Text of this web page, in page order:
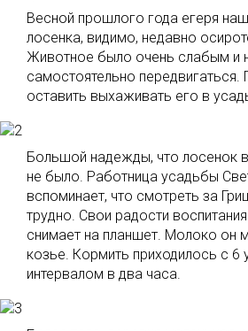
Весной прошлого года егеря
лосенка, видимо, недавно
Животное было очень слабым и
самостоятельно
оставить выхаживать его в
Большой надежды, что лосенок
не было. Работница усадьбы
вспоминает, что смотреть за
трудно. Свои радости
снимает на планшет. Молоко он
козье. Кормить приходилось с 6
интервалом в два часа.